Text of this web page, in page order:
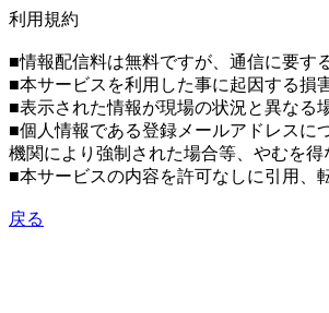
利用規約
■情報配信料は無料ですが、通信に要す
■本サービスを利用した事に起因する損
■表示された情報が現場の状況と異なる
■個人情報である登録メールアドレスに
機関により強制された場合等、やむを
■本サービスの内容を許可なしに引用、
戻る